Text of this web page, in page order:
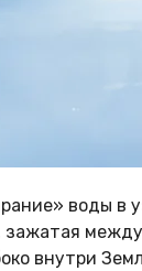
воды в
внутри